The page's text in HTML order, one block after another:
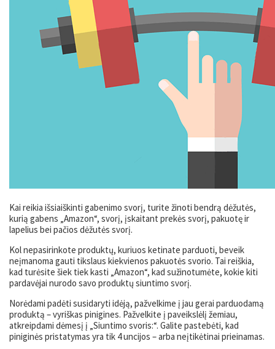
Kai reikia išsiaiškinti gabenimo svorį, turite žinoti bendrą dėžutės,
kurią gabens „Amazon“, svorį, įskaitant prekės svorį, pakuotę ir
lapelius bei pačios dėžutės svorį.
Kol nepasirinkote produktų, kuriuos ketinate parduoti, beveik
neįmanoma gauti tikslaus kiekvienos pakuotės svorio. Tai reiškia,
kad turėsite šiek tiek kasti „Amazon“, kad sužinotumėte, kokie kiti
pardavėjai nurodo savo produktų siuntimo svorį.
Norėdami padėti susidaryti idėją, pažvelkime į jau gerai parduodamą
produktą – vyriškas pinigines. Pažvelkite į paveikslėlį žemiau,
atkreipdami dėmesį į „Siuntimo svoris:“. Galite pastebėti, kad
piniginės pristatymas yra tik 4 uncijos – arba neįtikėtinai prieinamas.